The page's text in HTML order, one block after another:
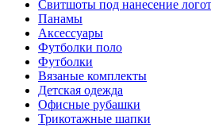
Свитшоты под нанесение
Панамы
Аксессуары
Футболки поло
Футболки
Вязаные комплекты
Детская одежда
Офисные рубашки
Трикотажные шапки